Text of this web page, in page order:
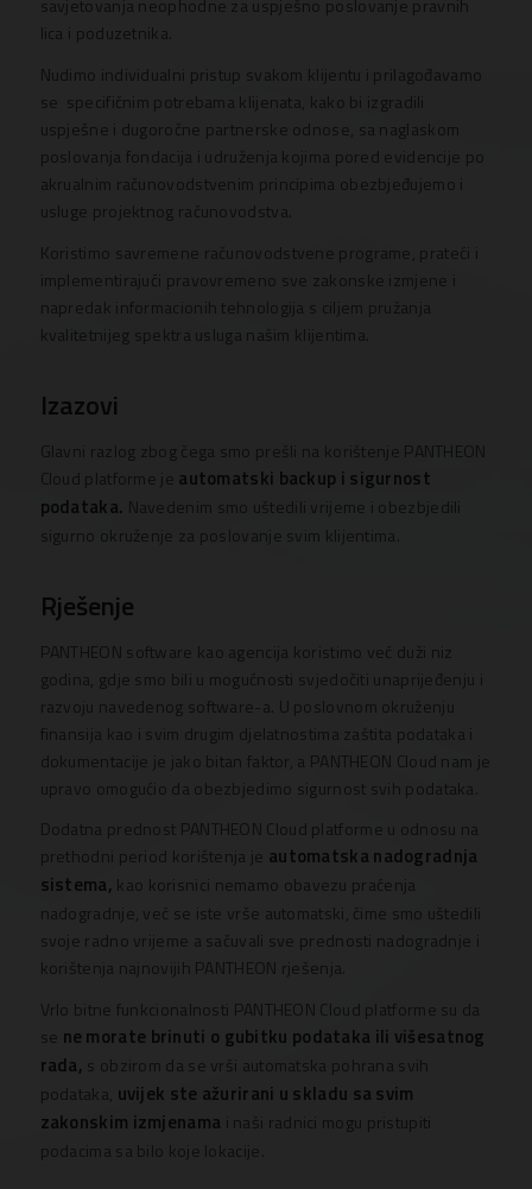
savjetovanja neophodne za uspješno poslovanje pravnih
lica i poduzetnika.
Nudimo individualni pristup svakom klijentu i prilagođavamo
se specifičnim potrebama klijenata, kako bi izgradili
uspješne i dugoročne partnerske odnose, sa naglaskom
poslovanja fondacija i udruženja kojima pored evidencije po
akrualnim računovodstvenim principima obezbjeđujemo i
usluge projektnog računovodstva.
Koristimo savremene računovodstvene programe, prateći i
implementirajući pravovremeno sve zakonske izmjene i
napredak informacionih tehnologija s ciljem pružanja
kvalitetnijeg spektra usluga našim klijentima.
Izazovi
Glavni razlog zbog čega smo prešli na korištenje PANTHEON
Cloud platforme je automatski backup i sigurnost
podataka. Navedenim smo uštedili vrijeme i obezbjedili
sigurno okruženje za poslovanje svim klijentima.
Rješenje
PANTHEON software kao agencija koristimo već duži niz
godina, gdje smo bili u mogućnosti svjedočiti unaprijeđenju i
razvoju navedenog software-a. U poslovnom okruženju
finansija kao i svim drugim djelatnostima zaštita podataka i
dokumentacije je jako bitan faktor, a PANTHEON Cloud nam je
upravo omogućio da obezbjedimo sigurnost svih podataka.
Dodatna prednost PANTHEON Cloud platforme u odnosu na
prethodni period korištenja je automatska nadogradnja
sistema, kao korisnici nemamo obavezu praćenja
nadogradnje, već se iste vrše automatski, čime smo uštedili
svoje radno vrijeme a sačuvali sve prednosti nadogradnje i
korištenja najnovijih PANTHEON rješenja.
Vrlo bitne funkcionalnosti PANTHEON Cloud platforme su da
se ne morate brinuti o gubitku podataka ili višesatnog
rada, s obzirom da se vrši automatska pohrana svih
podataka, uvijek ste ažurirani u skladu sa svim
zakonskim izmjenama i naši radnici mogu pristupiti
podacima sa bilo koje lokacije.